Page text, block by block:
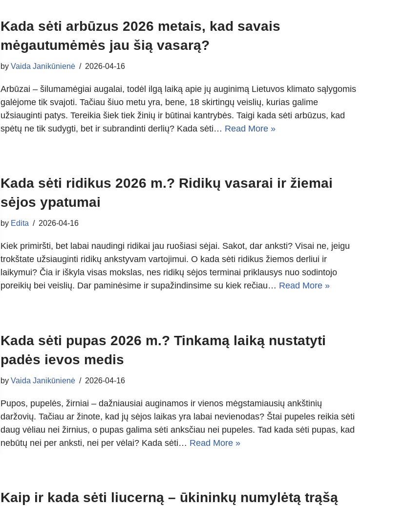
Kada sėti arbūzus 2026 metais, kad savais
mėgautumėmės jau šią vasarą?
by Vaida Janikūnienė 2026-04-16
Arbūzai – šilumamėgiai augalai, todėl ilgą laiką apie jų auginimą Lietuvos klimato sąlygomis
galėjome tik svajoti. Tačiau šiuo metu yra, bene, 18 skirtingų veislių, kurias galime
užsiauginti patys. Tereikia šiek tiek žinių ir būtinai kantrybės. Taigi kada sėti arbūzus, kad
spėtų ne tik sudygti, bet ir subrandinti derlių? Kada sėti… Read More »
Kada sėti ridikus 2026 m.? Ridikų vasarai ir žiemai
sėjos ypatumai
by Edita 2026-04-16
Kiek primiršti, bet labai naudingi ridikai jau ruošiasi sėjai. Sakot, dar anksti? Visai ne, jeigu
trokštate užsiauginti ridikų ankstyvam vartojimui. O kada sėti ridikus žiemos derliui ir
laikymui? Čia ir iškyla visas mokslas, nes ridikų sėjos terminai priklausys nuo sodintojo
poreikių bei veislių. Dar paminėsime ir supažindinsime su kiek rečiau… Read More »
Kada sėti pupas 2026 m.? Tinkamą laiką nustatyti
padės ievos medis
by Vaida Janikūnienė 2026-04-16
Pupos, pupelės, žirniai – dažniausiai auginamos ir vienos mėgstamiausių ankštinių
daržovių. Tačiau ar žinote, kad jų sėjos laikas yra labai nevienodas? Štai pupeles reikia sėti
daug vėliau nei žirnius, o pupas galima sėti anksčiau nei pupeles. Tad kada sėti pupas, kad
nebūtų nei per anksti, nei per vėlai? Kada sėti… Read More »
Kaip ir kada sėti liucerną – ūkininkų numylėtą trąšą